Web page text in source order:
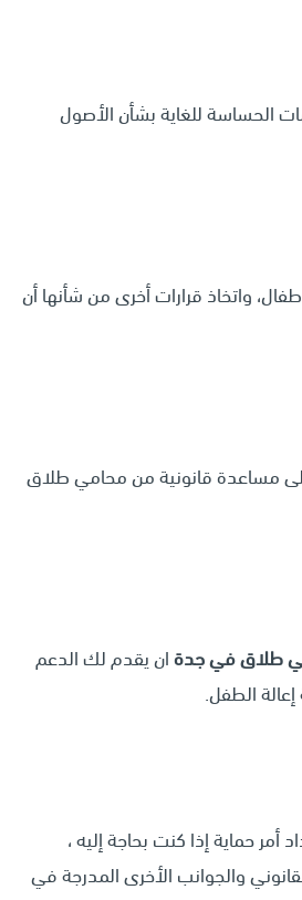
الحساسة للغاية بشأن الأصول
واتخاذ قرارات أخرى من شأنها أن
مساعدة قانونية من محامي طلاق
طلاق في جدةان يقدم لك الدعم
الطفل.
حماية إذا كنت بحاجة إليه ،
والجوانب الأخرى المدرجة في